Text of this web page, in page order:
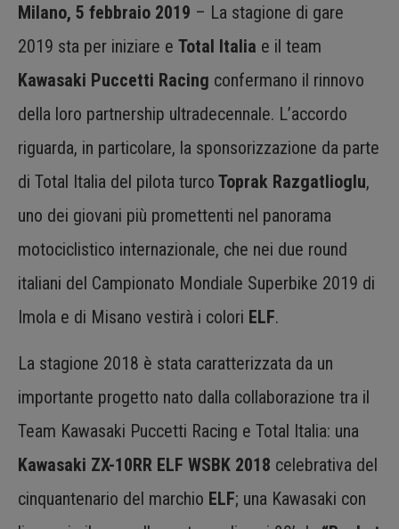
Milano, 5 febbraio 2019 – La stagione di gare
2019 sta per iniziare e Total Italia e il team
Kawasaki Puccetti Racing confermano il rinnovo
della loro partnership ultradecennale. L’accordo
riguarda, in particolare, la sponsorizzazione da parte
di Total Italia del pilota turco Toprak Razgatlioglu,
uno dei giovani più promettenti nel panorama
motociclistico internazionale, che nei due round
italiani del Campionato Mondiale Superbike 2019 di
Imola e di Misano vestirà i colori ELF.
La stagione 2018 è stata caratterizzata da un
importante progetto nato dalla collaborazione tra il
Team Kawasaki Puccetti Racing e Total Italia: una
Kawasaki ZX-10RR ELF WSBK 2018 celebrativa del
cinquantenario del marchio ELF; una Kawasaki con